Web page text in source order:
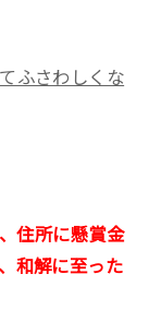
ふさわしくな
住所に懸賞金
和解に至った